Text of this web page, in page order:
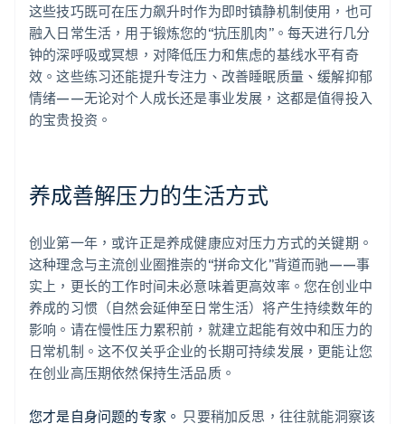
这些技巧既可在压力飙升时作为即时镇静机制使用，也可
融入日常生活，用于锻炼您的“抗压肌肉”。每天进行几分
钟的深呼吸或冥想，对降低压力和焦虑的基线水平有奇
效。这些练习还能提升专注力、改善睡眠质量、缓解抑郁
情绪——无论对个人成长还是事业发展，这都是值得投入
的宝贵投资。
养成善解压力的生活方式
创业第一年，或许正是养成健康应对压力方式的关键期。
这种理念与主流创业圈推崇的“拼命文化”背道而驰——事
实上，更长的工作时间未必意味着更高效率。您在创业中
养成的习惯（自然会延伸至日常生活）将产生持续数年的
影响。请在慢性压力累积前，就建立起能有效中和压力的
日常机制。这不仅关乎企业的长期可持续发展，更能让您
在创业高压期依然保持生活品质。
您才是自身问题的专家。 只要稍加反思，往往就能洞察该